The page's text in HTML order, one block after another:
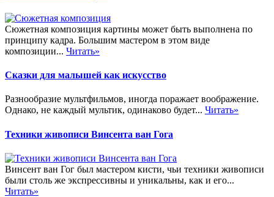
Сюжетная композиция картины может быть выполнена по
принципу кадра. Большим мастером в этом виде
композиции... Читать»
Сказки для малышей как искусство
Разнообразие мультфильмов, иногда поражает воображение.
Однако, не каждый мультик, одинаково будет... Читать»
Техники живописи Винсента ван Гога
Винсент ван Гог был мастером кисти, чьи техники живописи
были столь же экспрессивны и уникальны, как и его...
Читать»